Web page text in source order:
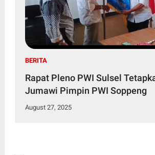
BERITA
Rapat Pleno PWI Sulsel
Jumawi Pimpin PWI Soppeng
August 27, 2025